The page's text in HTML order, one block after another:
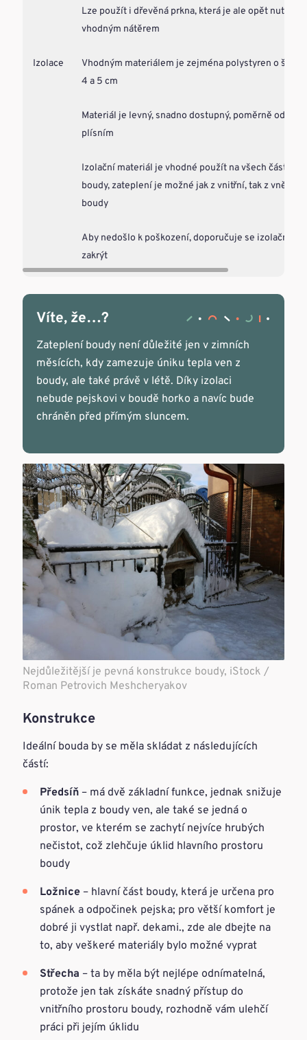
Lze použít i dřevěná prkna, která je ale opět nutné
vhodným nátěrem
Izolace
Vhodným materiálem je zejména polystyren o šířce
4 a 5 cm
Materiál je levný, snadno dostupný, poměrně odolný
plísním
Izolační materiál je vhodné použít na všech částech
boudy, zateplení je možné jak z vnitřní, tak z vnější
boudy
Aby nedošlo k poškození, doporučuje se izolační
zakrýt
Víte, že…?
Zateplení boudy není důležité jen v zimních
měsících, kdy zamezuje úniku tepla ven z
boudy, ale také právě v létě. Díky izolaci
nebude pejskovi v boudě horko a navíc bude
chráněn před přímým sluncem.
Nejdůležitější je pevná konstrukce boudy, iStock /
Roman Petrovich Meshcheryakov
Konstrukce
Ideální bouda by se měla skládat z následujících
částí:
Předsíň – má dvě základní funkce, jednak snižuje
únik tepla z boudy ven, ale také se jedná o
prostor, ve kterém se zachytí nejvíce hrubých
nečistot, což zlehčuje úklid hlavního prostoru
boudy
Ložnice – hlavní část boudy, která je určena pro
spánek a odpočinek pejska; pro větší komfort je
dobré ji vystlat např. dekami., zde ale dbejte na
to, aby veškeré materiály bylo možné vyprat
Střecha – ta by měla být nejlépe odnímatelná,
protože jen tak získáte snadný přístup do
vnitřního prostoru boudy, rozhodně vám ulehčí
práci při jejím úklidu